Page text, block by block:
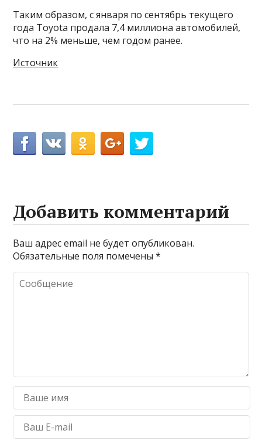
Таким образом, с января по сентябрь текущего
года Toyota продала 7,4 миллиона автомобилей,
что на 2% меньше, чем годом ранее.
Источник
Добавить комментарий
Ваш адрес email не будет опубликован.
Обязательные поля помечены*